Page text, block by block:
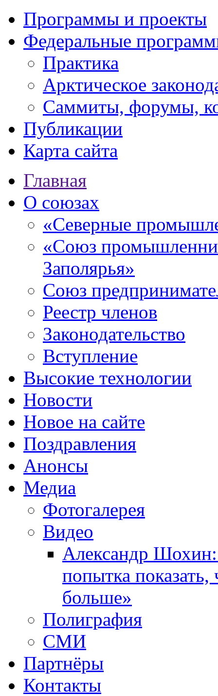
Программы и проекты
Федеральные
Практика
Арктическое
Саммиты, форумы,
Публикации
Карта сайта
Главная
О союзах
«Северные
«Союз
Заполярья»
Союз
Реестр членов
Законодательство
Вступление
Высокие технологии
Новости
Новое на сайте
Поздравления
Анонсы
Медиа
Фотогалерея
Видео
Александр
попытка
больше»
Полиграфия
СМИ
Партнёры
Контакты